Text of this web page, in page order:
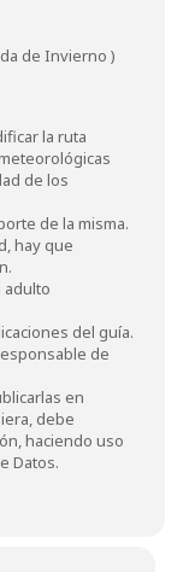
de Invierno )
la ruta
de los
de la misma.
hay que
adulto
del guía.
de
en
debe
haciendo uso
Datos.